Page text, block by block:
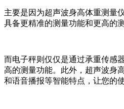
主要是因为超声波身高体重测量
具备更精准的测量功能和更高的
而电子秤则仅仅是通过承重传感
高的测量功能。此外，超声波身
和语音播报等智能特点，让您的